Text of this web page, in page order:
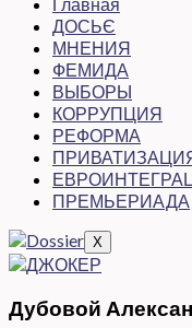
ДОСЬЄ
МНЕНИЯ
ФЕМИДА
ВЫБОРЫ
КОРРУПЦИЯ
РЕФОРМА
ПРЕМЬЕРИАДА
X
Дубовой